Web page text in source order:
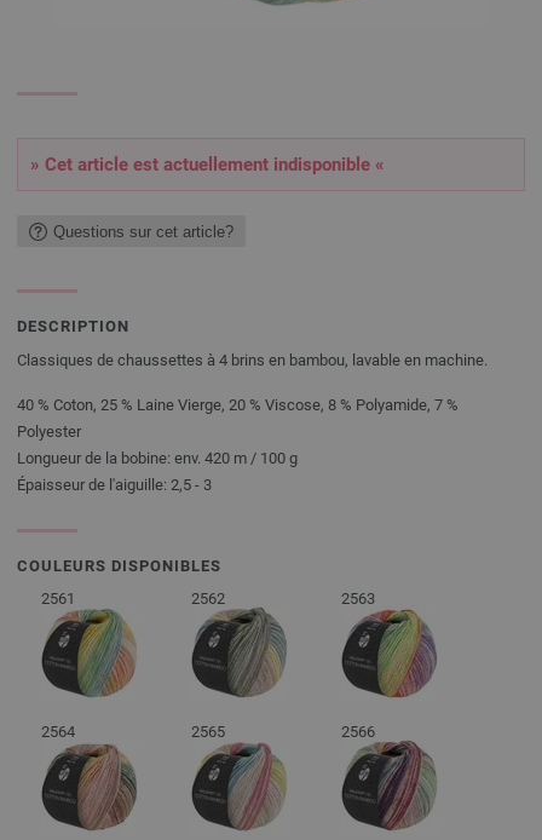
» Cet article est actuellement indisponible «
Questions sur cet article?
DESCRIPTION
Classiques de chaussettes à 4 brins en bambou, lavable en machine.
40 % Coton, 25 % Laine Vierge, 20 % Viscose, 8 % Polyamide, 7 %
Polyester
Longueur de la bobine: env. 420 m / 100 g
Épaisseur de l'aiguille: 2,5 - 3
COULEURS DISPONIBLES
2561
2562 2563
2564 2565 2566